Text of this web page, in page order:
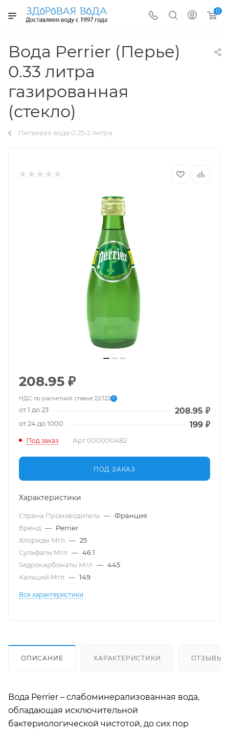
0
Вода Perrier (Перье)
0.33 литра
газированная
(стекло)
Питьевая вода 0.25-2 литра
208.95 ₽
НДС по расчетной ставке 22/122 ?
от 1 до 23 208.95 ₽
от 24 до 1000 199 ₽
Под заказ Арт000000482
ПОД ЗАКАЗ
Характеристики
Страна Производитель — Франция
Бренд — Perrier
Хлориды Мгл — 25
Сульфаты Мгл — 46.1
Гидрокарбонаты Мгл — 445
Кальций Мгл — 149
Все характеристики
ОПИСАНИЕ ХАРАКТЕРИСТИКИ ОТЗЫВЫ
Вода Perrier – слабоминерализованная вода,
обладающая исключительной
бактериологической чистотой, до сих пор